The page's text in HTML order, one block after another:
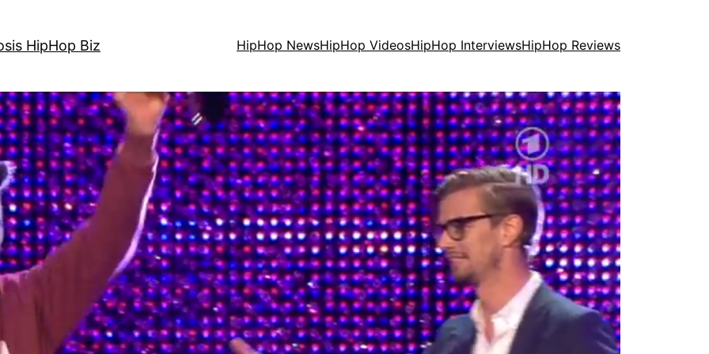
HipHop Biz HipHop NewsHipHop VideosHipHop InterviewsHipHop Reviews